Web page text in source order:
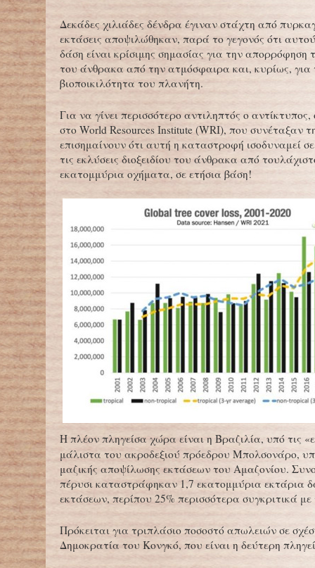
Δεκάδες χιλιάδες δένδρα έγιναν στάχτη από
εκτάσεις αποψιλώθηκαν, παρά το γεγονός ότι
δάση είναι κρίσιμης σημασίας για την απορρόφηση
του άνθρακα από την ατμόσφαιρα και, κυρίως, για
βιοποικιλότητα του πλανήτη.
Για να γίνει περισσότερο αντιληπτός ο αντίκτυπος,
στο World Resources Institute (WRI), που συνέταξαν
επισημαίνουν ότι αυτή η καταστροφή ισοδυναμεί
τις εκλύσεις διοξειδίου του άνθρακα από
εκατομμύρια οχήματα, σε ετήσια βάση!
Η πλέον πληγείσα χώρα είναι η Βραζιλία, υπό τις
μάλιστα του ακροδεξιού πρόεδρου Μπολσονάρο,
μαζικής αποψίλωσης εκτάσεων του Αμαζονίου.
πέρυσι καταστράφηκαν 1,7 εκατομμύρια εκτάρια
εκτάσεων, περίπου 25% περισσότερα συγκριτικά με
Πρόκειται για τριπλάσιο ποσοστό απωλειών σε
Δημοκρατία του Κονγκό, που είναι η δεύτερη